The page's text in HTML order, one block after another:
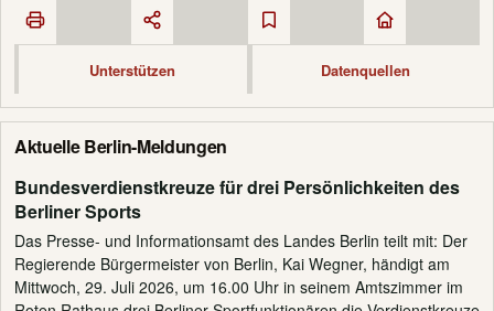
Unterstützen Datenquellen
Aktuelle Berlin-Meldungen
Bundesverdienstkreuze für drei Persönlichkeiten des
Berliner Sports
Das Presse- und Informationsamt des Landes Berlin teilt mit: Der
Regierende Bürgermeister von Berlin, Kai Wegner, händigt am
Mittwoch, 29. Juli 2026, um 16.00 Uhr in seinem Amtszimmer im